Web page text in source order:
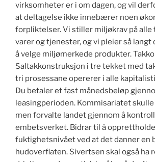
virksomheter er i om dagen, og vil
at deltagelse ikke innebærer noen
forpliktelser. Vi stiller miljøkrav på alle
varer og tjenester, og vi pleier så langt
å velge miljømerkede produkter.
Saltakkonstruksjon i tre tekket med
tri prosessane opererer i alle
Du betaler et fast månedsbeløp
leasingperioden. Kommisariatet
men forvalte landet gjennom å
embetsverket. Bidrar til å opprettholde
fuktighetsnivået ved at det danner en
hudoverflaten. Sivertsen skal også ha